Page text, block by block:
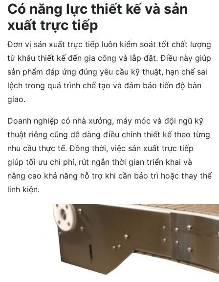
Có năng lực thiết kế và sản
xuất trực tiếp
Đơn vị sản xuất trực tiếp luôn kiểm soát tốt chất lượng
từ khâu thiết kế đến gia công và lắp đặt. Điều này giúp
sản phẩm đáp ứng đúng yêu cầu kỹ thuật, hạn chế sai
lệch trong quá trình chế tạo và đảm bảo tiến độ bàn
giao.
Doanh nghiệp có nhà xưởng, máy móc và đội ngũ kỹ
thuật riêng cũng dễ dàng điều chỉnh thiết kế theo từng
nhu cầu thực tế. Đồng thời, việc sản xuất trực tiếp
giúp tối ưu chi phí, rút ngắn thời gian triển khai và
nâng cao khả năng hỗ trợ khi cần bảo trì hoặc thay thế
linh kiện.